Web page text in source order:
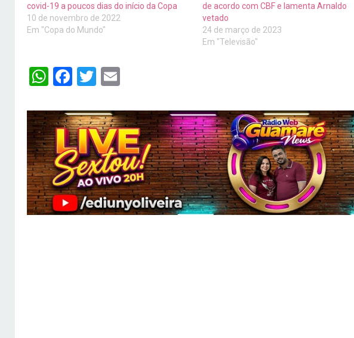
covid-19 a poucos dias do início da Copa
10 de novembro de 2022
Em "Copa do Mundo"
de acordo com CBF e lamenta Arnaldo
vetado
24 de março de 2023
Em "Televisão"
WhatsApp
Facebook
Twitter
Email